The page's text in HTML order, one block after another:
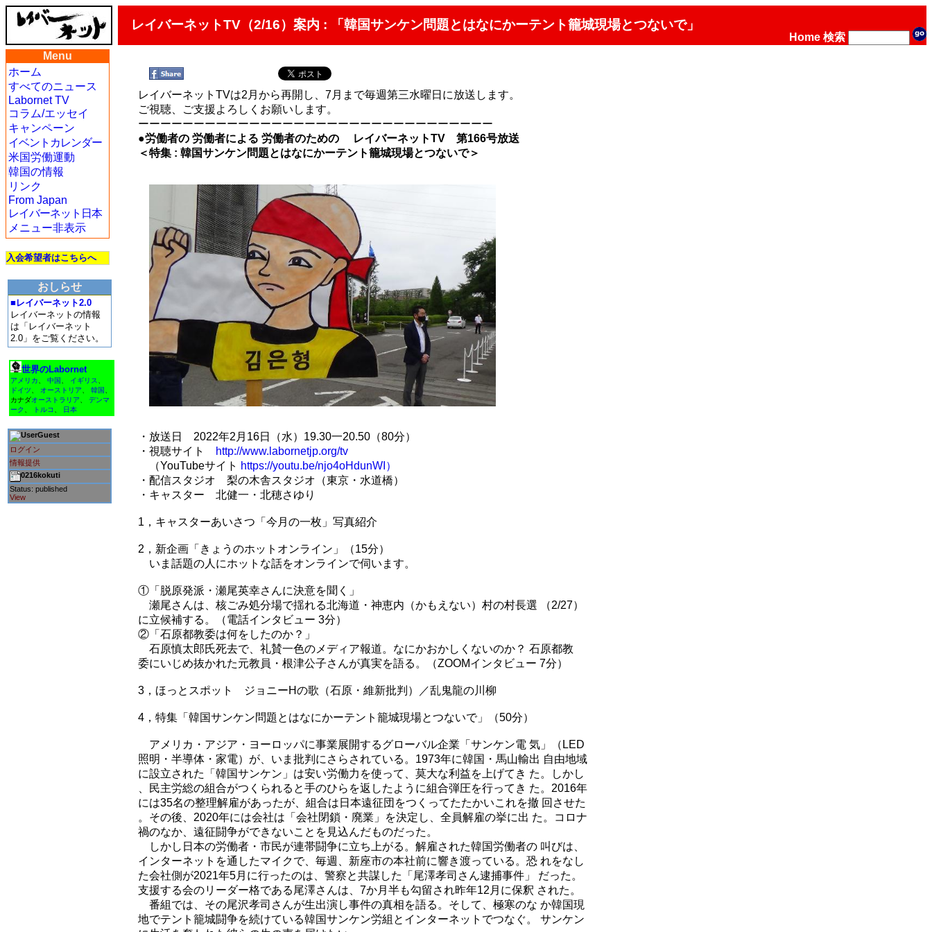
レイバーネットTV（2/16）案内 : 「韓国サンケン問題とはなにかーテント籠城現場とつないで」
Home 検索
Menu
ホーム
すべてのニュース
Labornet TV
コラム/エッセイ
キャンペーン
イベントカレンダー
米国労働運動
韓国の情報
リンク
From Japan
レイバーネット日本
メニュー非表示
入会希望者はこちらへ
おしらせ
■レイバーネット2.0
レイバーネットの情報
は「レイバーネット
2.0」をご覧ください。
世界のLabornet
アメリカ 中国 イギリス
ドイツ
オーストリア 韓国
カナダオーストラリア
デンマ
ーク
トルコ 日本
Guest
ログイン
情報提供
0216kokuti
Status: published
View
レイバーネットTVは2月から再開し、7月まで毎週第三水曜日に放送します。
ご視聴、ご支援よろしくお願いします。
ーーーーーーーーーーーーーーーーーーーーーーーーーーーーーーーー
●労働者の 労働者による 労働者のための レイバーネットTV 第166号放送
＜特集 : 韓国サンケン問題とはなにかーテント籠城現場とつないで＞
・放送日 2022年2月16日（水）19.30一20.50（80分）
・視聴サイト http://www.labornetjp.org/tv
（YouTubeサイト https://youtu.be/njo4oHdunWI）
・配信スタジオ 梨の木舎スタジオ（東京・水道橋）
・キャスター 北健一・北穂さゆり
1，キャスターあいさつ「今月の一枚」写真紹介
2，新企画「きょうのホットオンライン」（15分）
いま話題の人にホットな話をオンラインで伺います。
①「脱原発派・瀬尾英幸さんに決意を聞く」
瀬尾さんは、核ごみ処分場で揺れる北海道・神恵内（かもえない）村の村長選 （2/27）
に立候補する。（電話インタビュー 3分）
②「石原都教委は何をしたのか？」
石原慎太郎氏死去で、礼賛一色のメディア報道。なにかおかしくないのか？ 石原都教
委にいじめ抜かれた元教員・根津公子さんが真実を語る。（ZOOMインタビュー 7分）
3，ほっとスポット ジョニーHの歌（石原・維新批判）／乱鬼龍の川柳
4，特集「韓国サンケン問題とはなにかーテント籠城現場とつないで」（50分）
アメリカ・アジア・ヨーロッパに事業展開するグローバル企業「サンケン電 気」（LED
照明・半導体・家電）が、いま批判にさらされている。1973年に韓国・馬山輸出 自由地域
に設立された「韓国サンケン」は安い労働力を使って、莫大な利益を上げてき た。しかし
、民主労総の組合がつくられると手のひらを返したように組合弾圧を行ってき た。2016年
には35名の整理解雇があったが、組合は日本遠征団をつくってたたかいこれを撤 回させた
。その後、2020年には会社は「会社閉鎖・廃業」を決定し、全員解雇の挙に出 た。コロナ
禍のなか、遠征闘争ができないことを見込んだものだった。
しかし日本の労働者・市民が連帯闘争に立ち上がる。解雇された韓国労働者の 叫びは、
インターネットを通したマイクで、毎週、新座市の本社前に響き渡っている。恐 れをなし
た会社側が2021年5月に行ったのは、警察と共謀した「尾澤孝司さん逮捕事件」 だった。
支援する会のリーダー格である尾澤さんは、7か月半も勾留され昨年12月に保釈 された。
番組では、その尾沢孝司さんが生出演し事件の真相を語る。そして、極寒のな か韓国現
地でテント籠城闘争を続けている韓国サンケン労組とインターネットでつなぐ。 サンケン